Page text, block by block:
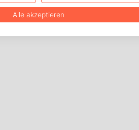
Alle akzeptieren